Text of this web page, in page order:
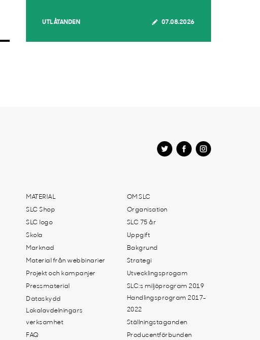
UTLÅTANDEN 07.08.2026
MATERIAL
SLC Shop
SLC logo
Skola
Marknad
Material från webbinarier
Projekt och kampanjer
Pressmaterial
Dataskydd
Lokalavdelningars
verksamhet
FAQ
OM SLC
Organisation
SLC 75 år
Uppgift
Bakgrund
Strategi
Utvecklingsprogam
SLC:s miljöprogram 2019
Handlingsprogram 2017-
2022
Ställningstaganden
Producentförbunden